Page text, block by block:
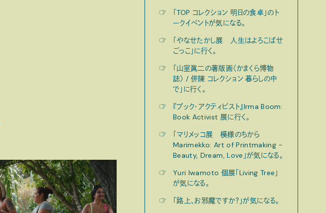
☞
「TOP コレクション 明日の食卓」のト
ークイベントが気になる。
☞
「やなせたかし展 人生はよろこばせ
ごっこ」に行く。
☞
「山室眞二の薯版画〈かまくら博物
誌〉 / 併陳 コレクション 暮らしの中
で」に行く。
☞
『ブック・アクティビスト』Irma Boom:
Book Activist 展に行く。
☞
「マリメッコ展 模様のちから
Marimekko: Art of Printmaking -
Beauty, Dream, Love」が気になる。
☞
Yuri Iwamoto 個展「Living Tree」
が気になる。
☞
「路上、お邪魔ですか？」が気になる。